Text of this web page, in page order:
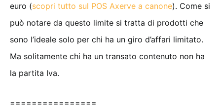
euro (scopri tutto sul POS Axerve a canone). Come si
può notare da questo limite si tratta di prodotti che
sono l’ideale solo per chi ha un giro d’affari limitato.
Ma solitamente chi ha un transato contenuto non ha
la partita Iva.
================